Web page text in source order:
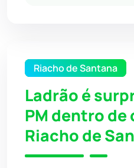
Riacho de Santana
Ladrão é
PM dentro de
Riacho de